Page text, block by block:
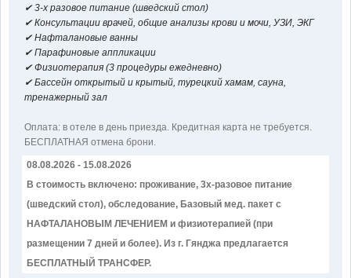
✔ 3-х разовое питание (шведский стол)
✔ Консультации врачей, oбщие анализы крови и мочи, УЗИ, ЭКГ
✔ Нафталановые ванны
✔ Парафиновые аппликации
✔ Физиотерапия (3 процедуры ежедневно)
✔ Бассейн открытый и крытый, турецкий хамам, сауна,
тренажерный зал
Оплатa: в отеле в день приезда. Кредитная карта не требуется.
БЕСПЛАТНАЯ отмена брони.
08.08.2026 - 15.08.2026
В стоимость включено: проживание, 3х-разовое питание
(шведский стол), обследование, Базовый мед. пакет с
НАФТАЛАНОВЫМ ЛЕЧЕНИЕМ и физиотерапией (при
размещении 7 дней и более). Из г. Гянджа предлагается
БЕСПЛАТНЫЙ ТРАНСФЕР.